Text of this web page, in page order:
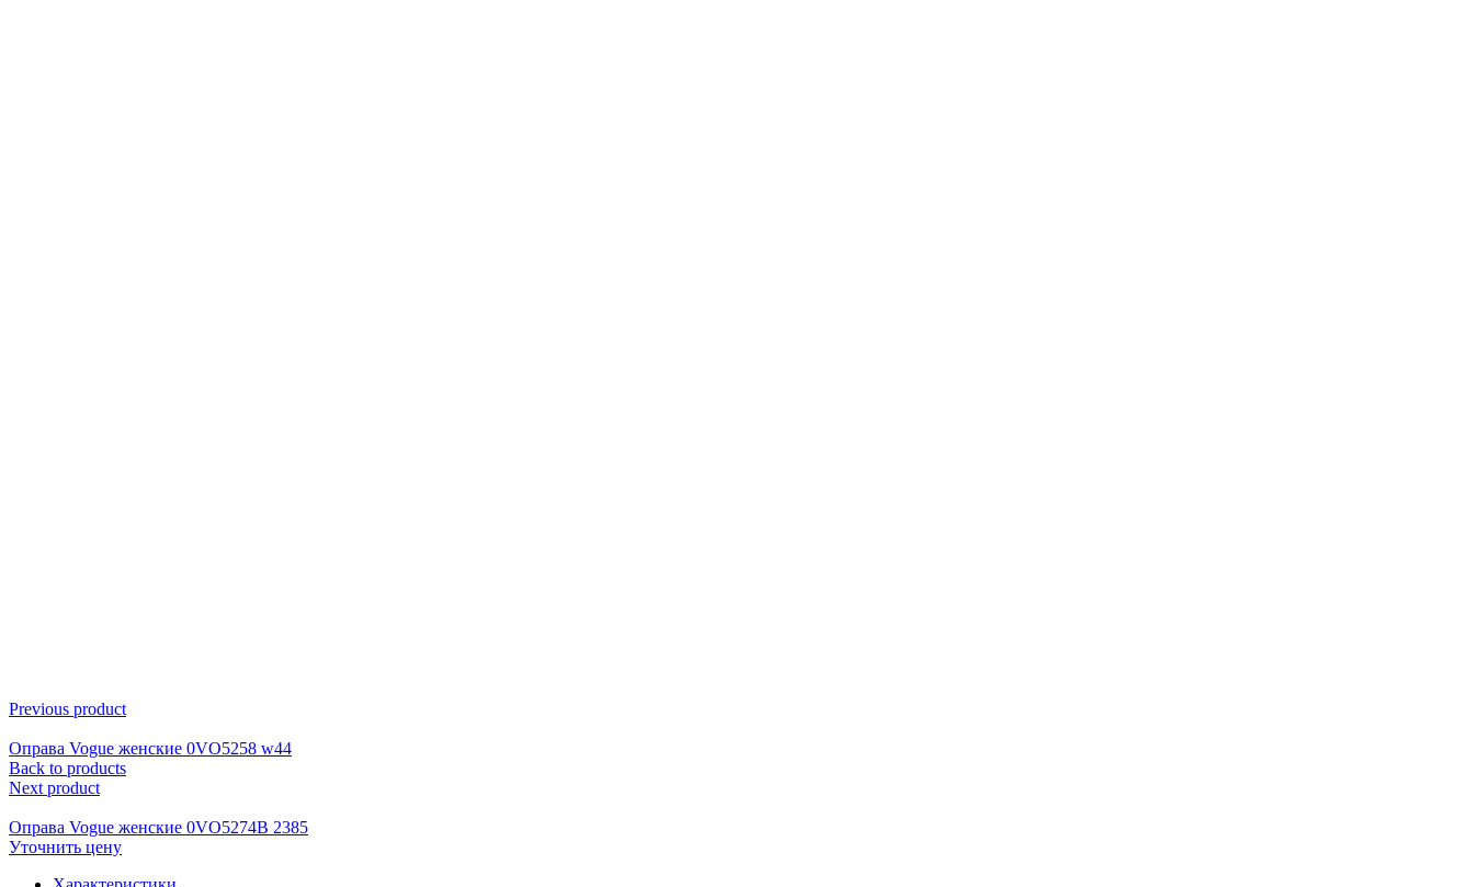
Previous product
Оправа Vogue женские 0VO5258 w44
Back to products
Next product
Оправа Vogue женские 0VO5274B 2385
Уточнить цену